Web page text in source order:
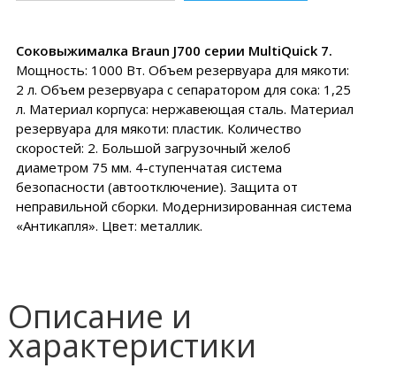
Соковыжималка Braun J700 серии MultiQuick 7.
Мощность: 1000 Вт. Объем резервуара для мякоти:
2 л. Объем резервуара с сепаратором для сока: 1,25
л. Материал корпуса: нержавеющая сталь. Материал
резервуара для мякоти: пластик. Количество
скоростей: 2. Большой загрузочный желоб
диаметром 75 мм. 4-ступенчатая система
безопасности (автоотключение). Защита от
неправильной сборки. Модернизированная система
«Антикапля». Цвет: металлик.
Описание и
характеристики